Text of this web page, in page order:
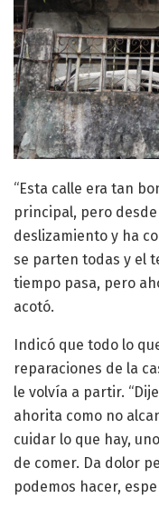
“Esta calle era tan
principal, pero
deslizamiento y ha
se parten todas y el
tiempo pasa, pero
acotó.
Indicó que todo lo
reparaciones de la
le volvía a partir.
ahorita como no
cuidar lo que hay,
de comer. Da dolor
podemos hacer,